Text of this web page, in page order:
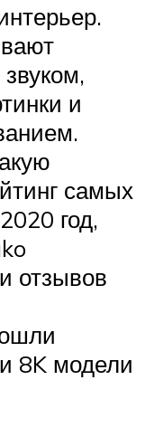
и
самых
год,
отзывов
8K модели